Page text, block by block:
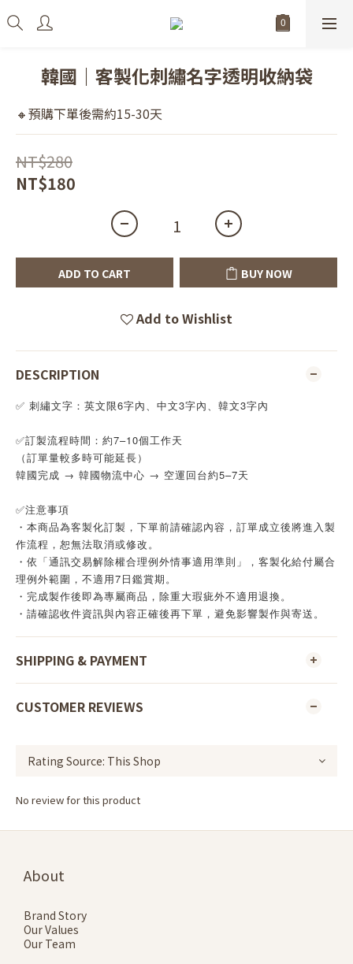
韓國｜客製化刺繡名字透明收納袋
🔸預購下單後需約15-30天
NT$280
NT$180
ADD TO CART BUY NOW
Add to Wishlist
DESCRIPTION
✅ 刺繡文字：英文限6字內、中文3字內、韓文3字內
✅訂製流程時間：約7–10個工作天
（訂單量較多時可能延長）
韓國完成 → 韓國物流中心 → 空運回台約5–7天
✅注意事項
・本商品為客製化訂製，下單前請確認內容，訂單成立後將進入製
作流程，恕無法取消或修改。
・依「通訊交易解除權合理例外情事適用準則」，客製化給付屬合
理例外範圍，不適用7日鑑賞期。
・完成製作後即為專屬商品，除重大瑕疵外不適用退換。
・請確認收件資訊與內容正確後再下單，避免影響製作與寄送。
SHIPPING & PAYMENT
CUSTOMER REVIEWS
No review for this product
About
Brand Story
Our Values
Our Team